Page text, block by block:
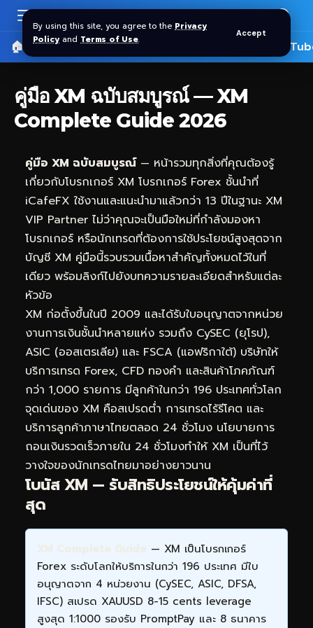
By using this site, you agree to the Privacy
Policy and Terms of Use.
Accept
🏠 หน้าแรก ราคาทอง SPDR 🎬
คู่มือ XM ฉบับสมบูรณ์ — XM
Complete Guide 2026
คู่มือ XM ฉบับสมบูรณ์— หน้ารวมทุกสิ่งที่คุณต้องรู้
เกี่ยวกับโบรกเกอร์ XM โบรกเกอร์ Forex ชั้นนำที่
iCafeFX ใช้งานและแนะนำมาแล้วกว่า 13 ปีในฐานะ XM
VIP Partner ไม่ว่าคุณจะเป็นมือใหม่ที่กำลังมองหา
โบรกเกอร์ หรือนักเทรดที่ต้องการใช้ประโยชน์สูงสุดจาก
บัญชี XM คู่มือนี้รวบรวมเนื้อหาสำคัญทั้งหมดไว้ในที่
เดียว พร้อมลิงก์ไปยังบทความรายละเอียดสำหรับแต่ละ
หัวข้อ
XM ก่อตั้งขึ้นในปี 2009 และได้รับใบอนุญาตจากหน่วย
งานการเงินชั้นนำหลายแห่ง รวมถึง CySEC (ยุโรป),
ASIC (ออสเตรเลีย) และ FSCA (แอฟริกาใต้) บริษัทให้
บริการเทรด Forex, CFD ทองคำ และสินค้าโภคภัณฑ์
กว่า 1,000 รายการ มีลูกค้าในกว่า 196 ประเทศทั่วโลก
จุดเด่นของ XM คือสเปรดต่ำ การเทรดไร้รีโคต และ
บริการลูกค้าภาษาไทยตลอด 24 ชั่วโมง นโยบายการ
ถอนเงินรวดเร็วภายใน 24 ชั่วโมงทำให้ XM เป็นที่ไว้
วางใจของนักเทรดไทยมาอย่างยาวนาน
โบนัส XM — รับสิทธิประโยชน์ให้คุ้มค่าที่
สุด
XM Complete Guide — XM เป็นโบรกเกอร์
Forex ระดับโลกให้บริการในกว่า 196 ประเทศ มีใบ
อนุญาตจาก 4 หน่วยงาน (CySEC, ASIC, DFSA,
IFSC) สเปรด XAUUSD 8-15 cents leverage
สูงสุด 1:1000 รองรับ PromptPay และ 8 ธนาคาร